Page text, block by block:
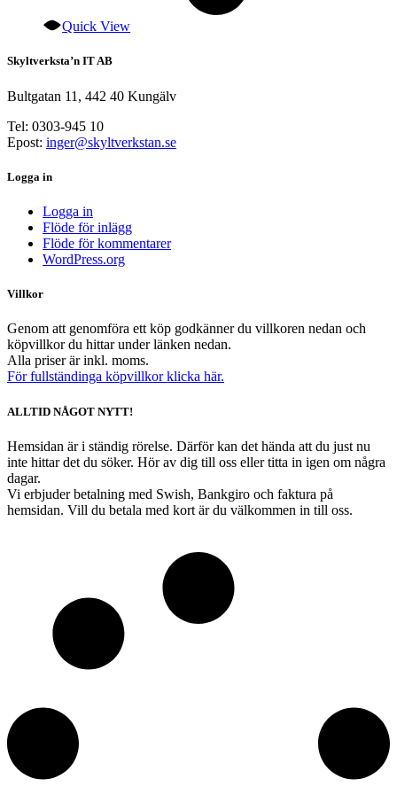
Quick View
Skyltverksta’n IT AB
Bultgatan 11, 442 40 Kungälv
Tel: 0303-945 10
Epost: inger@skyltverkstan.se
Logga in
Logga in
Flöde för inlägg
Flöde för kommentarer
WordPress.org
Villkor
Genom att genomföra ett köp godkänner du villkoren nedan och
köpvillkor du hittar under länken nedan.
Alla priser är inkl. moms.
För fullständinga köpvillkor klicka här.
ALLTID NÅGOT NYTT!
Hemsidan är i ständig rörelse. Därför kan det hända att du just nu
inte hittar det du söker. Hör av dig till oss eller titta in igen om några
dagar.
Vi erbjuder betalning med Swish, Bankgiro och faktura på
hemsidan. Vill du betala med kort är du välkommen in till oss.